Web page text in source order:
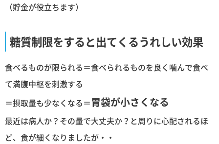
（貯金が役立ちます）
糖質制限をすると出てくるうれしい効果
食べるものが限られる＝食べられるものを良く噛んで食べ
て満腹中枢を刺激する
＝摂取量も少なくなる＝胃袋が小さくなる
最近は病人か？その量で大丈夫か？と周りに心配されるほ
ど、食が細くなりましたが・・